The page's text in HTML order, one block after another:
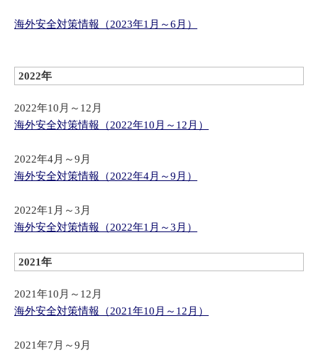
海外安全対策情報（2023年1月～6月）
2022年
2022年10月～12月
海外安全対策情報（2022年10月～12月）
2022年4月～9月
海外安全対策情報（2022年4月～9月）
2022年1月～3月
海外安全対策情報（2022年1月～3月）
2021年
2021年10月～12月
海外安全対策情報（2021年10月～12月）
2021年7月～9月